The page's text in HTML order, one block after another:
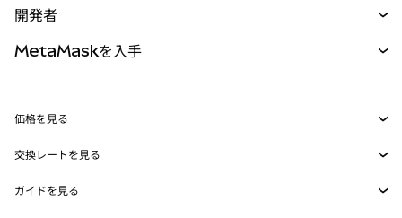
パーペチュアル
RWA
開発者
MetaMask Connect
Snaps
MetaMaskを入手
セキュリティ
価格を見る
イーサリアムの価格
Solanaの価格
交換レートを見る
ETH→USD
ガイドを見る